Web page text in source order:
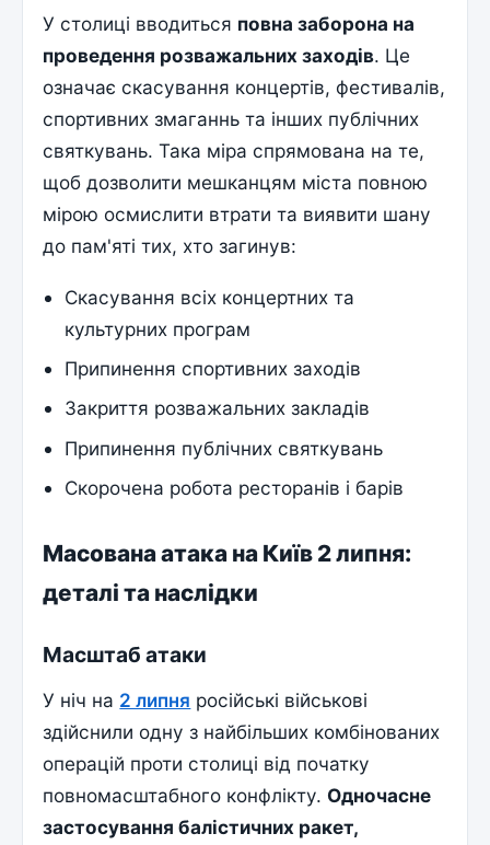
У столиці вводиться повна заборона на
проведення розважальних заходів. Це
означає скасування концертів, фестивалів,
спортивних змаганнь та інших публічних
святкувань. Така міра спрямована на те,
щоб дозволити мешканцям міста повною
мірою осмислити втрати та виявити шану
до пам'яті тих, хто загинув:
Скасування всіх концертних та
культурних програм
Припинення спортивних заходів
Закриття розважальних закладів
Припинення публічних святкувань
Скорочена робота ресторанів і барів
Масована атака на Київ 2 липня:
деталі та наслідки
Масштаб атаки
У ніч на 2 липня російські військові
здійснили одну з найбільших комбінованих
операцій проти столиці від початку
повномасштабного конфлікту. Одночасне
застосування балістичних ракет,